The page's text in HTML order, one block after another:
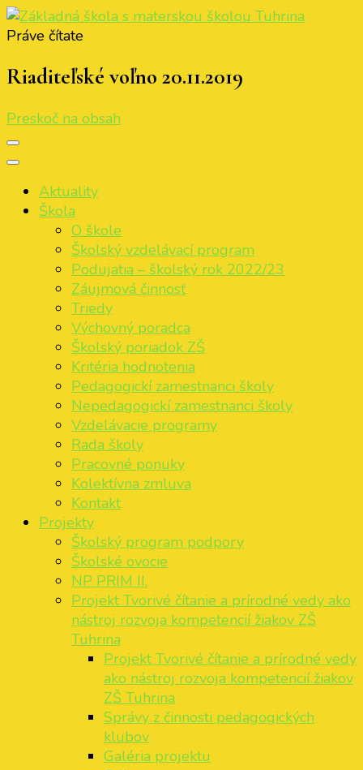
Práve čítate
Riaditeľské voľno 20.11.2019
Preskoč na obsah
Aktuality
Škola
O škole
Školský vzdelávací program
Podujatia – školský rok 2022/23
Záujmová činnosť
Triedy
Výchovný poradca
Školský poriadok ZŠ
Kritéria hodnotenia
Pedagogickí zamestnanci školy
Nepedagogickí zamestnanci školy
Vzdelávacie programy
Rada školy
Pracovné ponuky
Kolektívna zmluva
Kontakt
Projekty
Školský program podpory
Školské ovocie
NP PRIM II.
Projekt Tvorivé čítanie a prírodné vedy ako
nástroj rozvoja kompetencií žiakov ZŠ
Tuhrina
Projekt Tvorivé čítanie a prírodné vedy
ako nástroj rozvoja kompetencií žiakov
ZŠ Tuhrina
Správy z činnosti pedagogických
klubov
Galéria projektu